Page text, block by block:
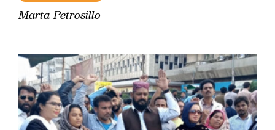
Marta Petrosillo